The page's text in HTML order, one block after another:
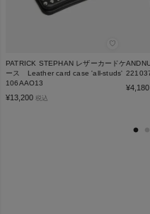
♡
PATRICK STEPHAN レザーカードケ
ース Leather card case 'all-studs'
106AAO13
¥13,200 税込
¥4,180